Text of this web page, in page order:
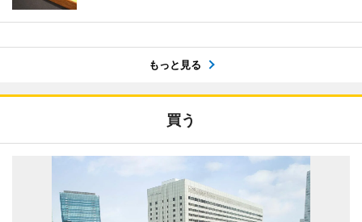
もっと見る
買う